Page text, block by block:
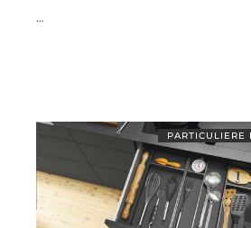
...
PARTICULIERE